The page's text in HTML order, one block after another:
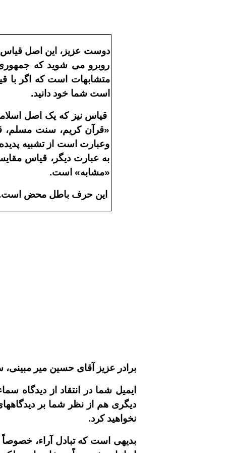
دوست عزيز، اين اصل قياس
روبرو مى شويد که
متشابهات است که اگر با
است شما خود دانيد.
قياس نيز که يک اصل
«قرآن کريم، سنت مسلم،
وعبارت است از تشبيه
به عبارت ديگر، قياس
«مشابه» است.
اين حرف باطل محض است.
برادر عزيز آقاى حسين مير مبينى،
ايميل شما در انتقاد از ديدگاه
ديگرى هم از نظر شما بر
نخواهيد کرد.
بديهى است که تبادل آراء،